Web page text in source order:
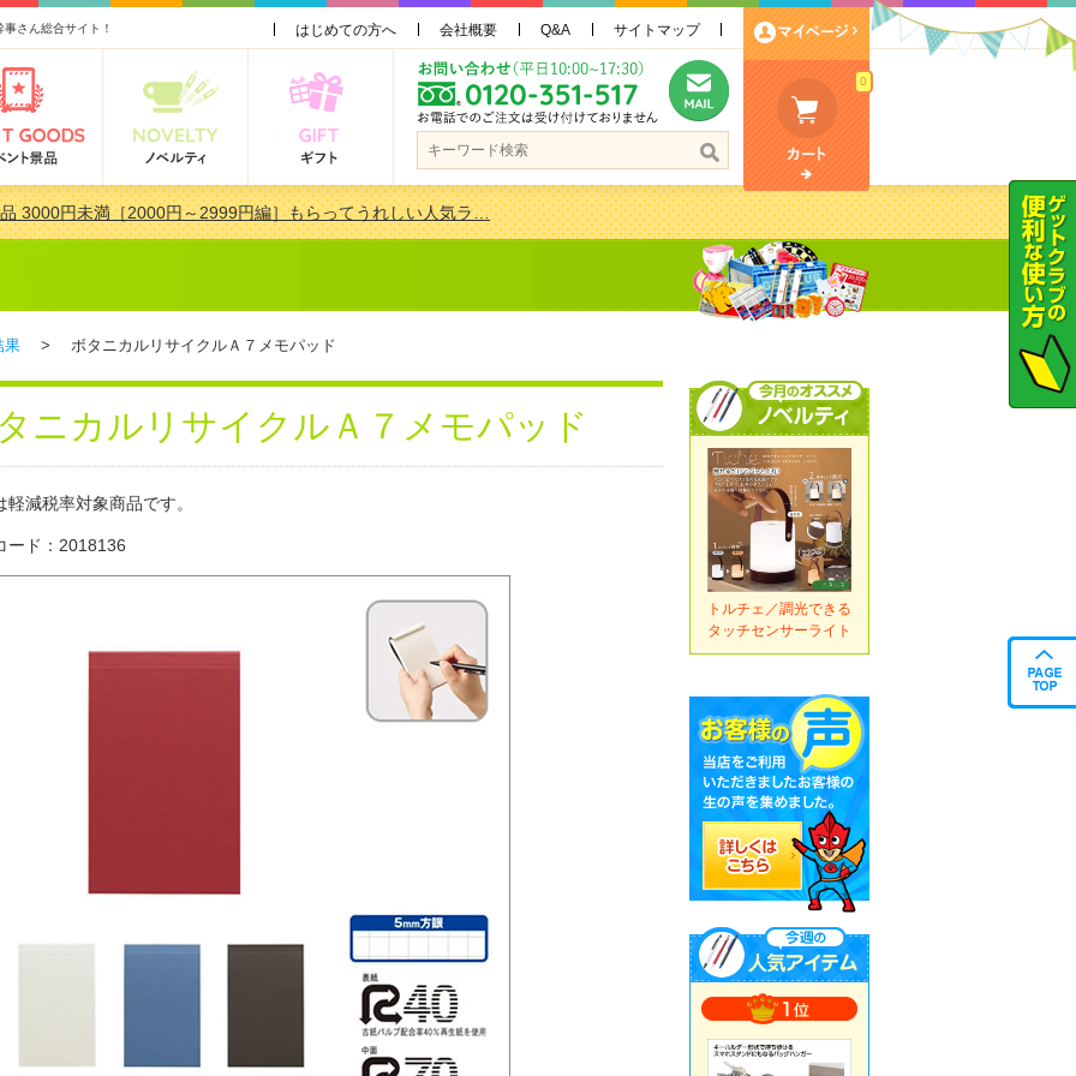
さん総合サイト！ はじめての方へ 会社概要 Q&A サイトマップ
0
3000円未満［2000円～2999円編］もらってうれしい人気ラ…
おすすめ金額別人気ランキング 更新しました！
果 > ボタニカルリサイクルＡ７メモパッド
ニカルリサイクルＡ７メモパッド
減税率対象商品です。
ード：2018136
トルチェ／調光できる
タッチセンサーライト